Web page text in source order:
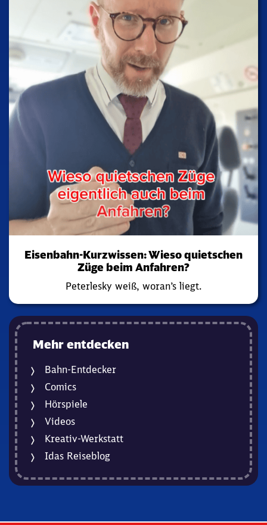
Eisenbahn-Kurzwissen: Wieso quietschen
Züge beim Anfahren?
Peterlesky weiß, woran’s liegt.
Mehr entdecken
Bahn-Entdecker
Comics
Hörspiele
Videos
Kreativ-Werkstatt
Idas Reiseblog